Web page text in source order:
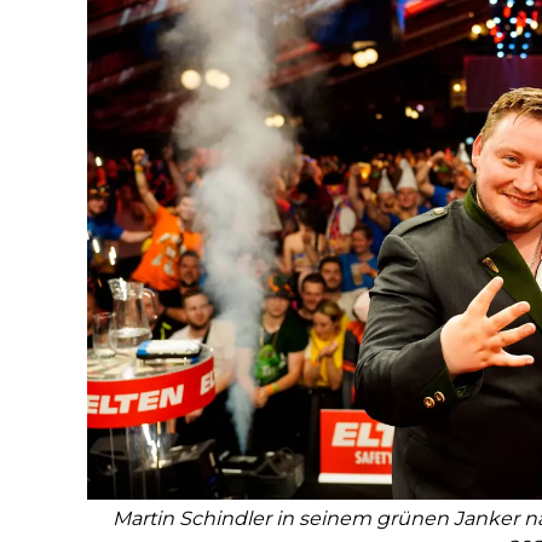
Martin Schindler in seinem grünen Janker